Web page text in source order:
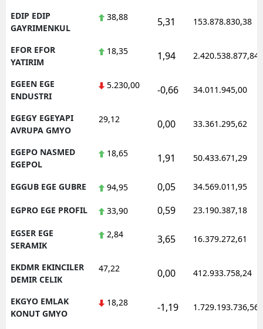
EDIP EDIP
GAYRIMENKUL
38,88 5,31 153.878.830,38
EFOR EFOR
YATIRIM
18,35 1,94 2.420.538.877,84
EGEEN EGE
ENDUSTRI
5.230,00 -0,66 34.011.945,00
EGEGY EGEYAPI
AVRUPA GMYO
29,12 0,00 33.361.295,62
EGEPO NASMED
EGEPOL
18,65 1,91 50.433.671,29
EGGUB EGE GUBRE 94,95 0,05 34.569.011,95
EGPRO EGE PROFIL 33,90 0,59 23.190.387,18
EGSER EGE
SERAMIK
2,84 3,65 16.379.272,61
EKDMR EKINCILER
DEMIR CELIK
47,22 0,00 412.933.758,24
EKGYO EMLAK
KONUT GMYO
18,28 -1,19 1.729.193.736,56